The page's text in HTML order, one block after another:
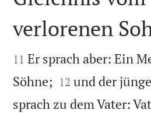

verlorenen

11 Er sprach aber: Ein
Söhne; 

12 und der
sprach zu dem Vater: